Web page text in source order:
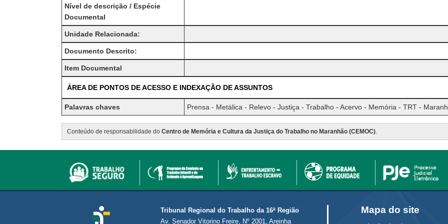
Nível de descrição / Espécie
Documental
Unidade Relacionada:
Documento Descrito:
Item Documental
ÁREA DE PONTOS DE ACESSO E INDEXAÇÃO DE ASSUNTOS
Palavras chaves Prensa - Metálica - Relevo - Justiça - Trabalho - Acervo - Memória - TRT -
Conteúdo de responsabilidade do Centro de Memória e Cultura da Justiça do Trabalho no Maranhão (CEMOC).
Tribunal Regional do Trabalho da 16ª Região
Av. Senador Vitorino Freire, Nº 2001, Areinha
Mapa do site